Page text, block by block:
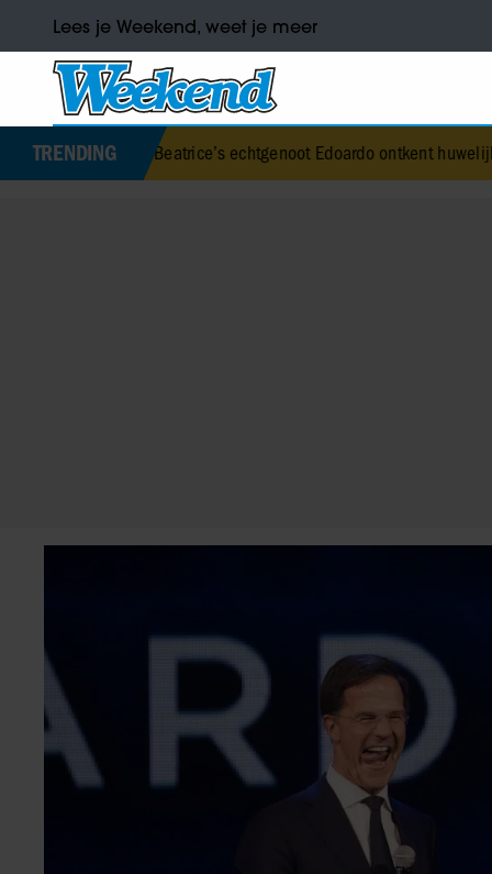
Lees je Weekend, weet je meer
TRENDING
Beatrice’s echtgenoot Edoardo ontkent huwelijksproblemen•